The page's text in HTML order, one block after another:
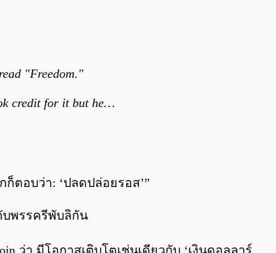
"Freedom."
credit for it but he…
ตอบว่า: ‘ปลดปล่อยรอส’”
บพรรครีพับลิกัน